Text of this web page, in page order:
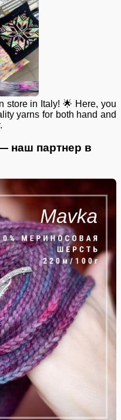
store in Italy! 🌟 Here, you
yarns for both hand and
наш партнер в